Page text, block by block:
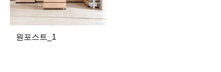
원포스트_1